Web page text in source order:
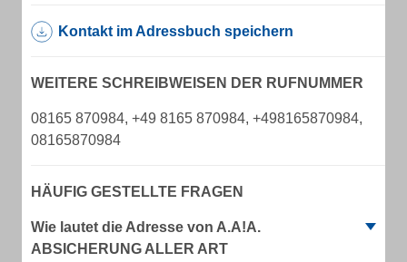
Kontakt im Adressbuch speichern
WEITERE SCHREIBWEISEN DER RUFNUMMER
08165 870984, +49 8165 870984, +498165870984,
08165870984
HÄUFIG GESTELLTE FRAGEN
Wie lautet die Adresse von A.A!A.
ABSICHERUNG ALLER ART